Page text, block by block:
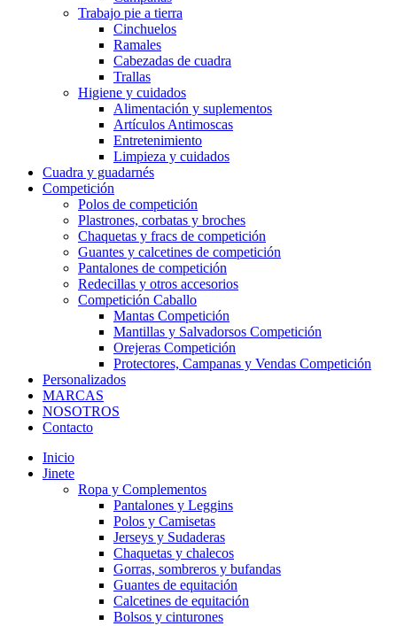
Trabajo pie a tierra
Cinchuelos
Ramales
Cabezadas de cuadra
Trallas
Higiene y cuidados
Alimentación y suplementos
Artículos Antimoscas
Entretenimiento
Limpieza y cuidados
Cuadra y guadarnés
Competición
Polos de competición
Plastrones, corbatas y broches
Chaquetas y fracs de competición
Guantes y calcetines de competición
Pantalones de competición
Redecillas y otros accesorios
Competición Caballo
Mantas Competición
Mantillas y Salvadorsos Competición
Orejeras Competición
Protectores, Campanas y Vendas Competición
Personalizados
MARCAS
NOSOTROS
Contacto
Inicio
Jinete
Ropa y Complementos
Pantalones y Leggins
Polos y Camisetas
Jerseys y Sudaderas
Chaquetas y chalecos
Gorras, sombreros y bufandas
Guantes de equitación
Calcetines de equitación
Bolsos y cinturones